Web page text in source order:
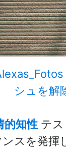
シュを解
的知性 テ
スを発揮